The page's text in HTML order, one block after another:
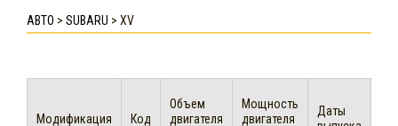
АВТО > SUBARU > XV
Модификация Код
Объем
двигателя
Мощность
двигателя
Даты